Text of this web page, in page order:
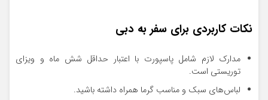
نکات کاربردی برای سفر به دبی
مدارک لازم شامل پاسپورت با اعتبار حداقل شش ماه و ویزای
توریستی است.
لباس‌های سبک و مناسب گرما همراه داشته باشید.